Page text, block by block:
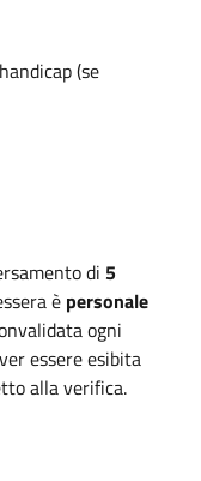
(se
di 5
è personale
ogni
essere esibita
alla verifica.